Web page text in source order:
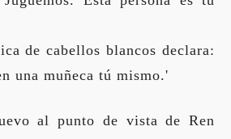
de cabellos blancos declara:
una muñeca tú mismo.'
al punto de vista de Ren